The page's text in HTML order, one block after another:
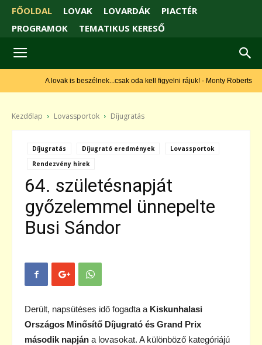
FŐOLDAL LOVAK LOVARDÁK
PIACTÉR
PROGRAMOK
TEMATIKUS KERESŐ
A lovak is beszélnek...csak oda kell figyelni rájuk! - Monty Roberts
Kezdőlap Lovassportok Díjugratás
Díjugratás Díjugrató eredmények
Lovassportok
Rendezvény hírek
64. születésnapját
győzelemmel ünnepelte
Busi Sándor
Derült, napsütéses idő fogadta a Kiskunhalasi
Országos Minősítő Díjugrató és Grand Prix
második napján a lovasokat. A különböző kategóriájú